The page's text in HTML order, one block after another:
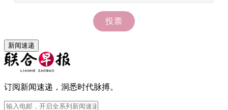
新闻速递
订阅新闻速递，洞悉时代脉搏。